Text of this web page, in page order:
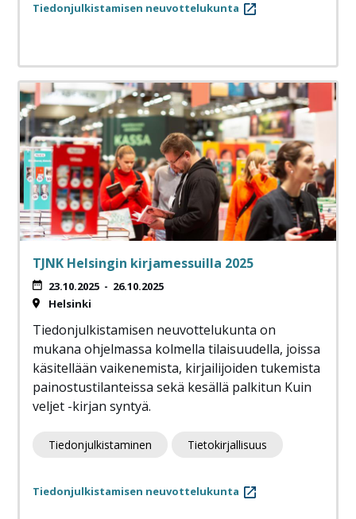
Tiedonjulkistamisen neuvottelukunta
TJNK Helsingin kirjamessuilla 2025
23.10.2025 - 26.10.2025
Helsinki
Tiedonjulkistamisen neuvottelukunta on
mukana ohjelmassa kolmella tilaisuudella, joissa
käsitellään vaikenemista, kirjailijoiden tukemista
painostustilanteissa sekä kesällä palkitun Kuin
veljet -kirjan syntyä.
Tiedonjulkistaminen Tietokirjallisuus
Tiedonjulkistamisen neuvottelukunta